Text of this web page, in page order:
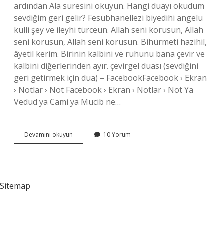
ardından Ala suresini okuyun. Hangi duayı okudum
sevdiğim geri gelir? Fesubhanellezi biyedihi angelu
kulli şey ve ileyhi türceun. Allah seni korusun, Allah
seni korusun, Allah seni korusun. Bihürmeti hazihil,
âyetil kerim. Birinin kalbini ve ruhunu bana çevir ve
kalbini diğerlerinden ayır. çevirgel duası (sevdiğini
geri getirmek için dua) – FacebookFacebook › Ekran
› Notlar › Not Facebook › Ekran › Notlar › Not Ya
Vedud ya Cami ya Mucib ne…
Devamını okuyun Sevdiğine
Kavuşmak
10 Yorum
Sitemap